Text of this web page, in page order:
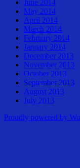
June 2014
May 2014
April 2014
March 2014
February 2014
January 2014
December 2013
November 2013
October 2013
September 2013
August 2013
July 2013
Proudly powered by